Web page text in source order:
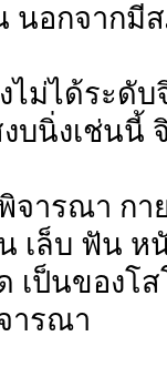
นอกจากมี
ม่ได้ระดับ
บนิ่งเช่นนี้
จารณา ก
เล็บ ฟัน ห
เป็นของโ
ารณา